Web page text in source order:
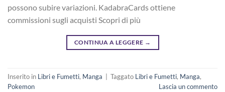
possono subire variazioni. KadabraCards ottiene
commissioni sugli acquisti Scopri di più
CONTINUA A LEGGERE →
Inserito in Libri e Fumetti, Manga Taggato Libri e Fumetti, Manga,
Pokemon
Lascia un commento